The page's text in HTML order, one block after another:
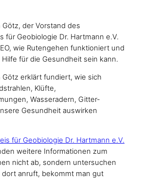
der Vorstand des
für Geobiologie Dr. Hartmann e.V.
wie Rutengehen funktioniert und
für die Gesundheit sein kann.
Götz erklärt fundiert, wie sich
Klüfte,
Wasseradern, Gitter-
Gesundheit auswirken
für Geobiologie Dr. Hartmann e.V.
weitere Informationen zum
nicht ab, sondern untersuchen
dort anruft, bekommt man gut